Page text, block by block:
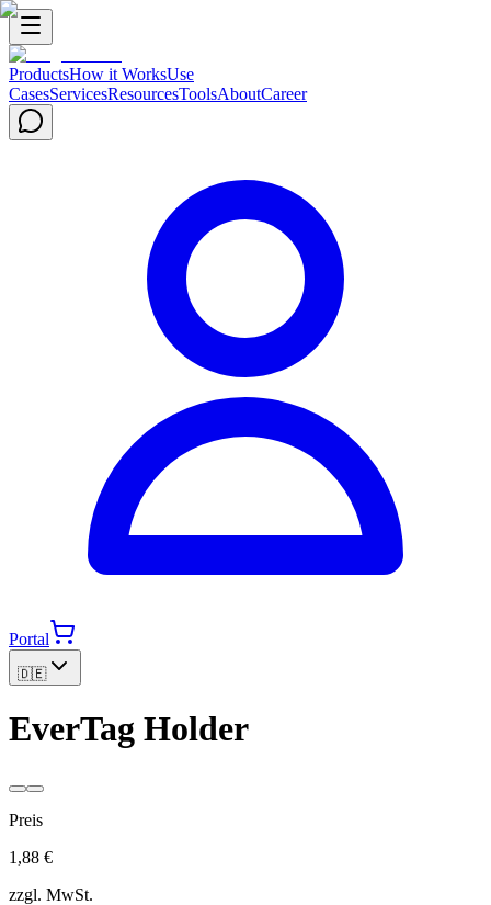
ProductsHow it WorksUse
CasesServicesResourcesToolsAboutCareer
Portal
🇩🇪
EverTag Holder
Preis
1,88 €
zzgl. MwSt.